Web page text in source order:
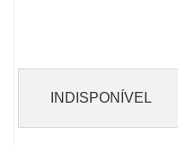
INDISPONÍVEL